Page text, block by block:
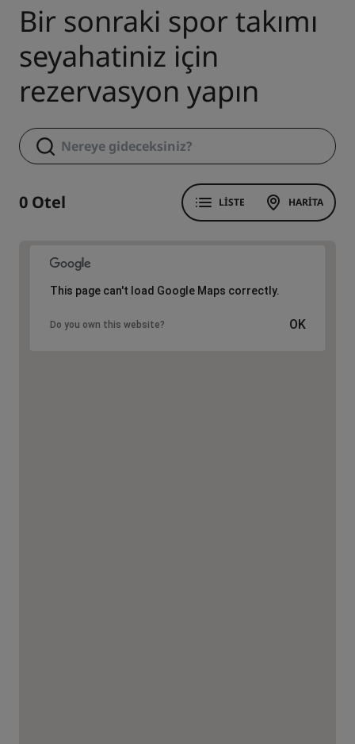
Bir sonraki spor takımı
seyahatiniz için
rezervasyon yapın
0 Otel LISTE HARITA
This page can't load Google Maps correctly.
Do you own this website? OK